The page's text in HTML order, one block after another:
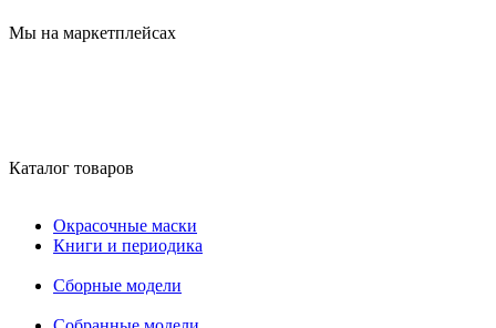
Мы на маркетплейсах
Каталог товаров
Окрасочные маски
Книги и периодика
Сборные модели